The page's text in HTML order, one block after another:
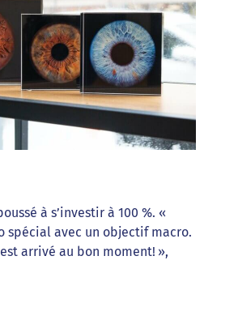
à s’investir à 100 %. «
spécial avec un objectif macro.
arrivé au bon moment! »,